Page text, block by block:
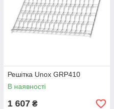
Решітка Unox GRP410
В наявності
1 607 ₴